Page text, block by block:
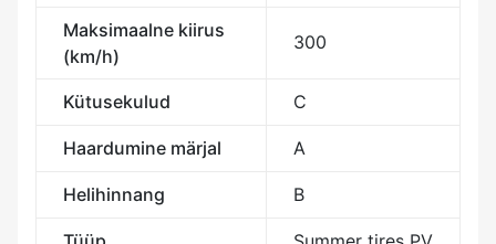
Maksimaalne kiirus
(km/h)
300
Kütusekulud C
Haardumine märjal A
Helihinnang B